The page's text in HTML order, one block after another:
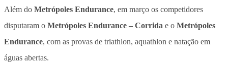
Além do Metrópoles Endurance, em março os competidores
disputaram o Metrópoles Endurance – Corrida e o Metrópoles
Endurance, com as provas de triathlon, aquathlon e natação em
águas abertas.